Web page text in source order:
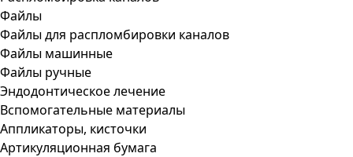
Файлы
Файлы для распломбировки каналов
Файлы машинные
Файлы ручные
Эндодонтическое лечение
Вспомогательные материалы
Аппликаторы, кисточки
Артикуляционная бумага